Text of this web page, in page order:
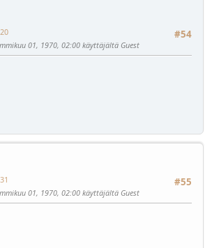
#54
01, 1970, 02:00 käyttäjältä Guest
#55
01, 1970, 02:00 käyttäjältä Guest